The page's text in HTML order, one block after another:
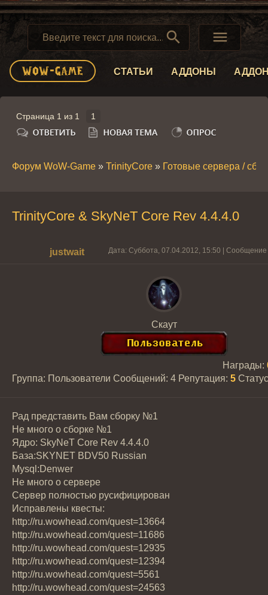
 
СТАТЬИ АДДОНЫ
Страница 1 из 1 1
Форум WoW-Game » TrinityCore » Готовые сервера /
TrinityCore & SkyNeT Core Rev 4.4.4.0
justwait Дата: Суббота, 07.04.2012, 15:50 |
Скаут
Группа: Пользователи Сообщений: 4
Награды:
Репутация: 5
Рад представить Вам сборку №1
Не много о сборке №1
Ядро: SkyNeT Core Rev 4.4.4.0
База:SKYNET BDV50 Russian
Mysql:Denwer
Не много о сервере
Сервер полностью русифицирован
Исправлены квесты:
http://ru.wowhead.com/quest=13664
http://ru.wowhead.com/quest=11686
http://ru.wowhead.com/quest=12935
http://ru.wowhead.com/quest=12394
http://ru.wowhead.com/quest=5561
http://ru.wowhead.com/quest=24563